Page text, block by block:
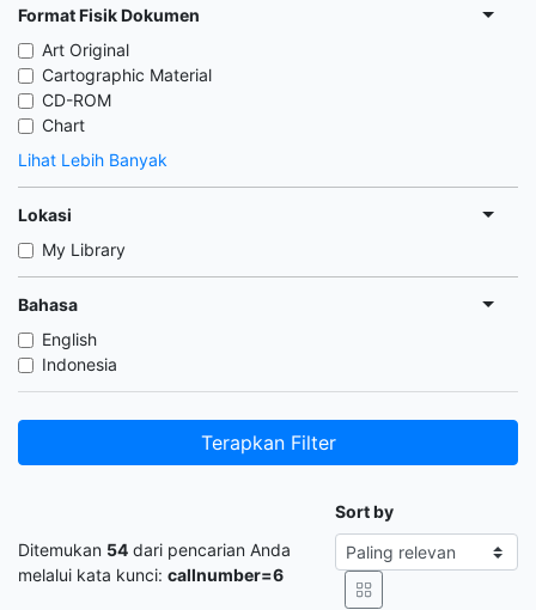
Format Fisik Dokumen
Art Original
Cartographic Material
CD-ROM
Chart
Lihat Lebih Banyak
Lokasi
My Library
Bahasa
English
Indonesia
Terapkan Filter
Ditemukan 54 dari pencarian Anda
melalui kata kunci: callnumber=6
Sort by